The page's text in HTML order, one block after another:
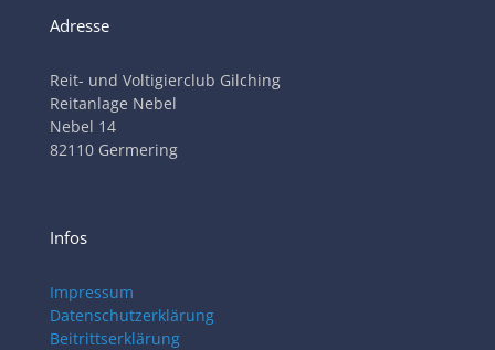
Adresse
Reit- und Voltigierclub Gilching
Reitanlage Nebel
Nebel 14
82110 Germering
Infos
Impressum
Datenschutzerklärung
Beitrittserklärung